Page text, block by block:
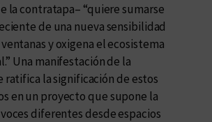
la contratapa– “quiere sumarse
de una nueva sensibilidad
y oxigena el ecosistema
Una manifestación de la
ratifica la significación de estos
en un proyecto que supone la
diferentes desde espacios